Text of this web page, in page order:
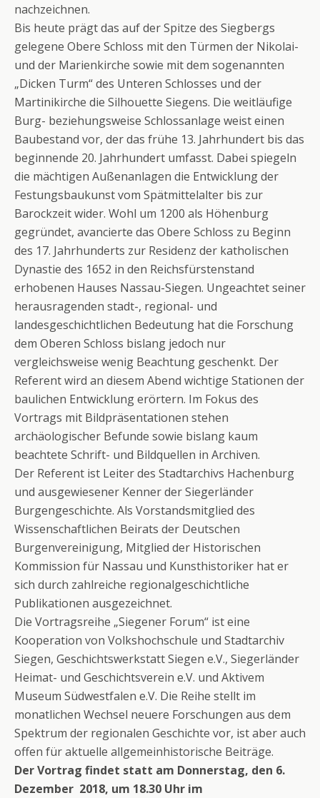
nachzeichnen.
Bis heute prägt das auf der Spitze des Siegbergs
gelegene Obere Schloss mit den Türmen der Nikolai-
und der Marienkirche sowie mit dem sogenannten
„Dicken Turm“ des Unteren Schlosses und der
Martinikirche die Silhouette Siegens. Die weitläufige
Burg- beziehungsweise Schlossanlage weist einen
Baubestand vor, der das frühe 13. Jahrhundert bis das
beginnende 20. Jahrhundert umfasst. Dabei spiegeln
die mächtigen Außenanlagen die Entwicklung der
Festungsbaukunst vom Spätmittelalter bis zur
Barockzeit wider. Wohl um 1200 als Höhenburg
gegründet, avancierte das Obere Schloss zu Beginn
des 17. Jahrhunderts zur Residenz der katholischen
Dynastie des 1652 in den Reichsfürstenstand
erhobenen Hauses Nassau-Siegen. Ungeachtet seiner
herausragenden stadt-, regional- und
landesgeschichtlichen Bedeutung hat die Forschung
dem Oberen Schloss bislang jedoch nur
vergleichsweise wenig Beachtung geschenkt. Der
Referent wird an diesem Abend wichtige Stationen der
baulichen Entwicklung erörtern. Im Fokus des
Vortrags mit Bildpräsentationen stehen
archäologischer Befunde sowie bislang kaum
beachtete Schrift- und Bildquellen in Archiven.
Der Referent ist Leiter des Stadtarchivs Hachenburg
und ausgewiesener Kenner der Siegerländer
Burgengeschichte. Als Vorstandsmitglied des
Wissenschaftlichen Beirats der Deutschen
Burgenvereinigung, Mitglied der Historischen
Kommission für Nassau und Kunsthistoriker hat er
sich durch zahlreiche regionalgeschichtliche
Publikationen ausgezeichnet.
Die Vortragsreihe „Siegener Forum“ ist eine
Kooperation von Volkshochschule und Stadtarchiv
Siegen, Geschichtswerkstatt Siegen e.V., Siegerländer
Heimat- und Geschichtsverein e.V. und Aktivem
Museum Südwestfalen e.V. Die Reihe stellt im
monatlichen Wechsel neuere Forschungen aus dem
Spektrum der regionalen Geschichte vor, ist aber auch
offen für aktuelle allgemeinhistorische Beiträge.
Der Vortrag findet statt am Donnerstag, den 6.
Dezember 2018, um 18.30 Uhr im